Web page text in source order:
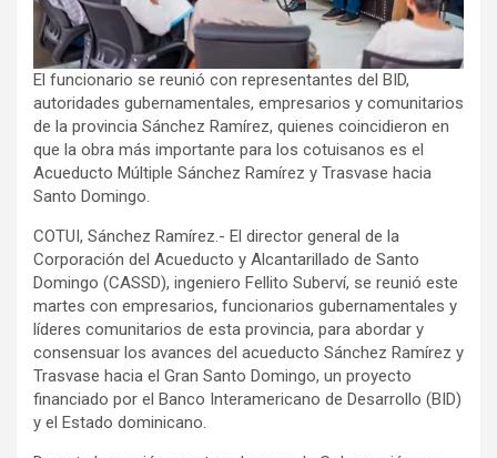
El funcionario se reunió con representantes del BID,
autoridades gubernamentales, empresarios y comunitarios
de la provincia Sánchez Ramírez, quienes coincidieron en
que la obra más importante para los cotuisanos es el
Acueducto Múltiple Sánchez Ramírez y Trasvase hacia
Santo Domingo.
COTUI, Sánchez Ramírez.- El director general de la
Corporación del Acueducto y Alcantarillado de Santo
Domingo (CASSD), ingeniero Fellito Suberví, se reunió este
martes con empresarios, funcionarios gubernamentales y
líderes comunitarios de esta provincia, para abordar y
consensuar los avances del acueducto Sánchez Ramírez y
Trasvase hacia el Gran Santo Domingo, un proyecto
financiado por el Banco Interamericano de Desarrollo (BID)
y el Estado dominicano.